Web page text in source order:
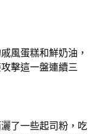
風蛋糕和鮮奶油，
擊這一盤連續三
了一些起司粉，吃